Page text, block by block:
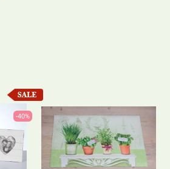
-40%